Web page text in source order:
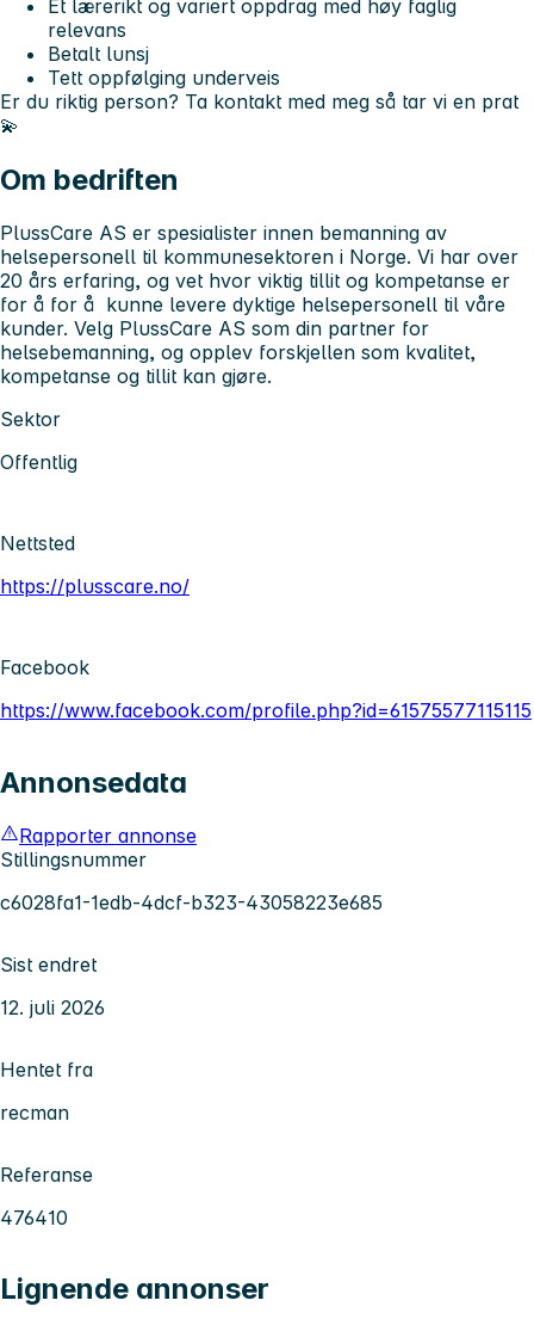
Et lærerikt og variert oppdrag med høy faglig
relevans
Betalt lunsj
Tett oppfølging underveis
Er du riktig person? Ta kontakt med meg så tar vi en prat
💫
Om bedriften
PlussCare AS er spesialister innen bemanning av
helsepersonell til kommunesektoren i Norge. Vi har over
20 års erfaring, og vet hvor viktig tillit og kompetanse er
for å for å kunne levere dyktige helsepersonell til våre
kunder. Velg PlussCare AS som din partner for
helsebemanning, og opplev forskjellen som kvalitet,
kompetanse og tillit kan gjøre.
Sektor
Offentlig
Nettsted
https://plusscare.no/
Facebook
https://www.facebook.com/profile.php?id=61575577115115
Annonsedata
Rapporter annonse
Stillingsnummer
c6028fa1-1edb-4dcf-b323-43058223e685
Sist endret
12. juli 2026
Hentet fra
recman
Referanse
476410
Lignende annonser